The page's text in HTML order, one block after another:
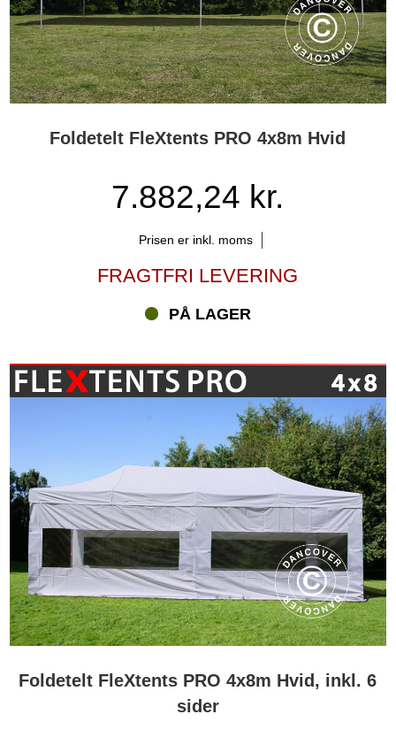
Foldetelt FleXtents PRO 4x8m Hvid
7.882,24 kr.
Prisen er inkl. moms
FRAGTFRI LEVERING
PÅ LAGER
Foldetelt FleXtents PRO 4x8m Hvid, inkl. 6
sider